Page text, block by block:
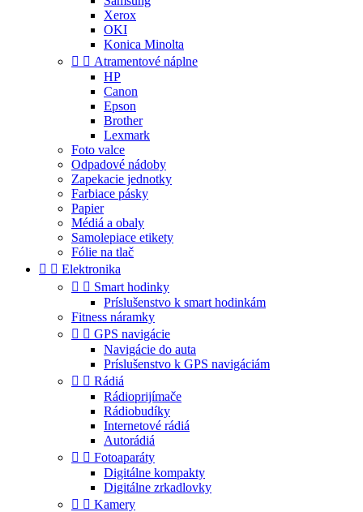
Xerox
OKI
Konica Minolta
  Atramentové náplne
HP
Canon
Epson
Brother
Lexmark
Foto valce
Odpadové nádoby
Zapekacie jednotky
Farbiace pásky
Papier
Médiá a obaly
Samolepiace etikety
Fólie na tlač
  Elektronika
  Smart hodinky
Príslušenstvo k smart hodinkám
Fitness náramky
  GPS navigácie
Navigácie do auta
Príslušenstvo k GPS navigáciám
  Rádiá
Rádioprijímače
Rádiobudíky
Internetové rádiá
Autorádiá
  Fotoaparáty
Digitálne kompakty
Digitálne zrkadlovky
  Kamery